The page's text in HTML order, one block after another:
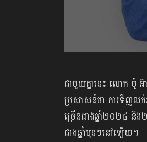
ជាមួយគ្នានេះ លោក ប៉ូ
ប្រសាសន៍ថា ការទិញលក់
ច្រើនជាងឆ្នាំ២០២៤ និង
ជាងឆ្នាំមុនៗនៅឡើយ។